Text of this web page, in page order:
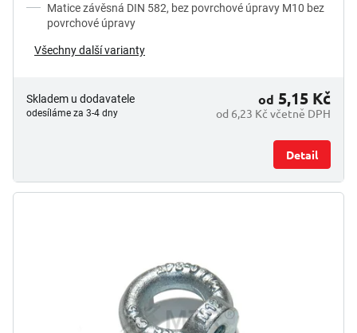
Matice závěsná DIN 582, bez povrchové úpravy M10 bez
povrchové úpravy
Všechny další varianty
Skladem u dodavatele
odesíláme za 3-4 dny od 6,23 Kč včetně DPH
od 5,15 Kč
Detail